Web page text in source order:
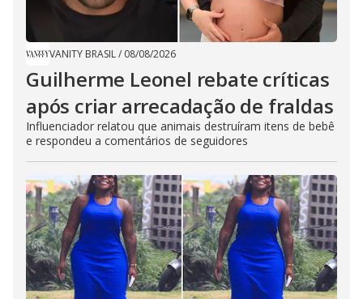
VANITY BRASIL/ 08/08/2026
Guilherme Leonel rebate críticas
após criar arrecadação de fraldas
Influenciador relatou que animais destruíram itens de bebê
e respondeu a comentários de seguidores